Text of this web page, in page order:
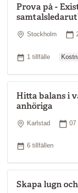
Prova på -
Plats
Stockholm
Antal tillfällen
1 tillfälle
Hitta balans i
anhöriga
Plats
Karlstad 07
Antal tillfällen
6 tillfällen
Skapa lugn